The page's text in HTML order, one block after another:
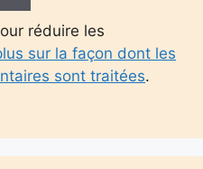
réduire les
sur la façon dont les
sont traitées.